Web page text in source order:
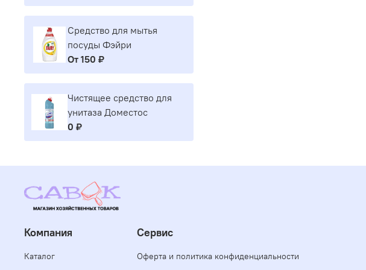
Средство для мытья
посуды Фэйри
От 150 ₽
Чистящее средство для
унитаза Доместос
0 ₽
Компания
Каталог
Сервис
Оферта и политика конфиденциальности